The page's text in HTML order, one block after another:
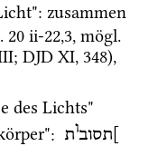
: zusammen
20 ii-22,3, mögl.
; DJD XI
: ]תסובות